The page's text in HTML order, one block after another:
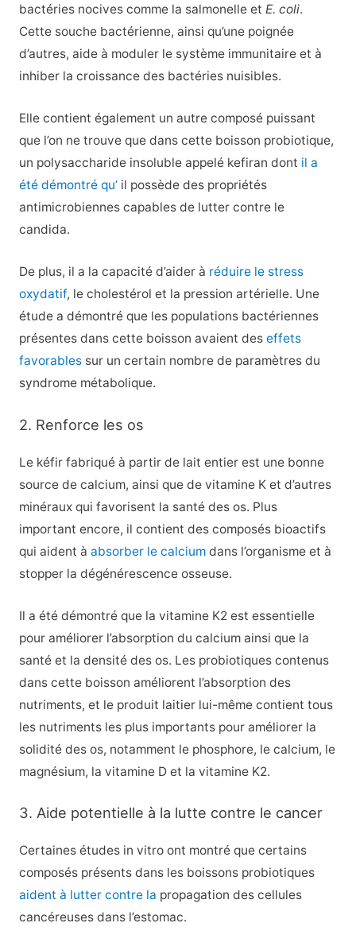
bactéries nocives comme la salmonelle et E. coli.
Cette souche bactérienne, ainsi qu’une poignée
d’autres, aide à moduler le système immunitaire et à
inhiber la croissance des bactéries nuisibles.
Elle contient également un autre composé puissant
que l’on ne trouve que dans cette boisson probiotique,
un polysaccharide insoluble appelé kefiran dont il a
été démontré qu’il possède des propriétés
antimicrobiennes capables de lutter contre le
candida.
De plus, il a la capacité d’aider à réduire le stress
oxydatif, le cholestérol et la pression artérielle. Une
étude a démontré que les populations bactériennes
présentes dans cette boisson avaient des effets
favorablessur un certain nombre de paramètres du
syndrome métabolique.
2. Renforce les os
Le kéfir fabriqué à partir de lait entier est une bonne
source de calcium, ainsi que de vitamine K et d’autres
minéraux qui favorisent la santé des os. Plus
important encore, il contient des composés bioactifs
qui aident à absorber le calciumdans l’organisme et à
stopper la dégénérescence osseuse.
Il a été démontré que la vitamine K2 est essentielle
pour améliorer l’absorption du calcium ainsi que la
santé et la densité des os. Les probiotiques contenus
dans cette boisson améliorent l’absorption des
nutriments, et le produit laitier lui-même contient tous
les nutriments les plus importants pour améliorer la
solidité des os, notamment le phosphore, le calcium, le
magnésium, la vitamine D et la vitamine K2.
3. Aide potentielle à la lutte contre le cancer
Certaines études in vitro ont montré que certains
composés présents dans les boissons probiotiques
aident à lutter contre la propagation des cellules
cancéreuses dans l’estomac.